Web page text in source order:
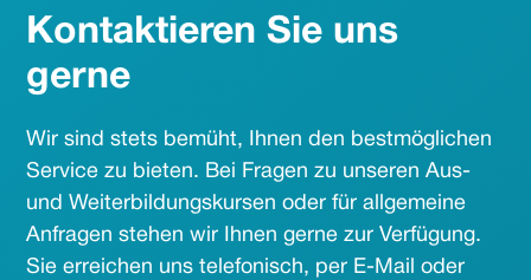
Kontaktieren Sie uns
gerne
Wir sind stets bemüht, Ihnen den bestmöglichen
Service zu bieten. Bei Fragen zu unseren Aus-
und Weiterbildungskursen oder für allgemeine
Anfragen stehen wir Ihnen gerne zur Verfügung.
Sie erreichen uns telefonisch, per E-Mail oder